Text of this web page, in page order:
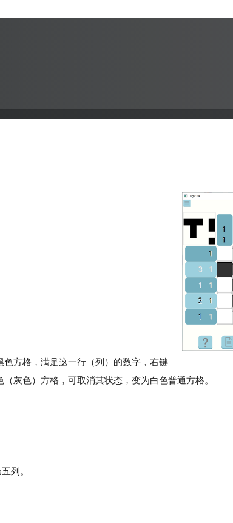
方格，满足这一行（列）的数字，右键
灰色）方格，可取消其状态，变为白色普通方格。
列。